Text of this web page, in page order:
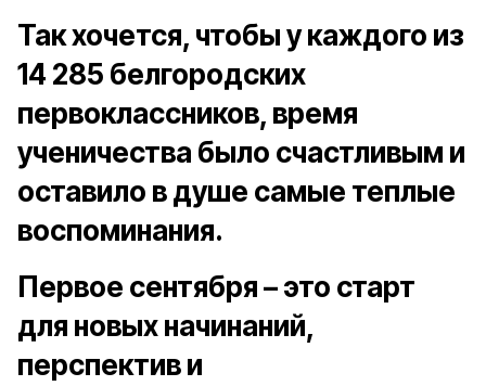
Так хочется, чтобы у каждого из
14 285 белгородских
первоклассников, время
ученичества было счастливым и
оставило в душе самые теплые
воспоминания.
Первое сентября – это старт
для новых начинаний,
перспектив и